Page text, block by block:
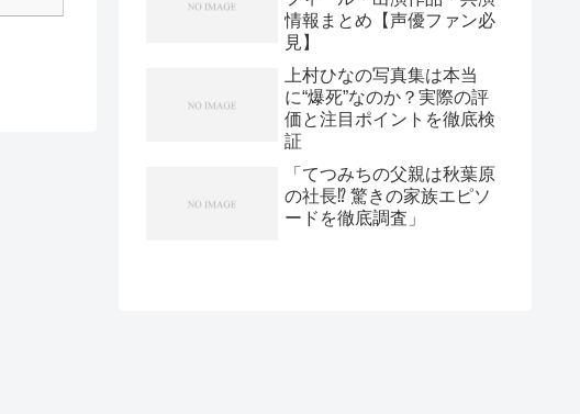
情報まとめ【声優ファン必
見】
上村ひなの写真集は本当
に“爆死”なのか？実際の評
価と注目ポイントを徹底検
証
「てつみちの父親は秋葉原
の社長⁉ 驚きの家族エピソ
ードを徹底調査」